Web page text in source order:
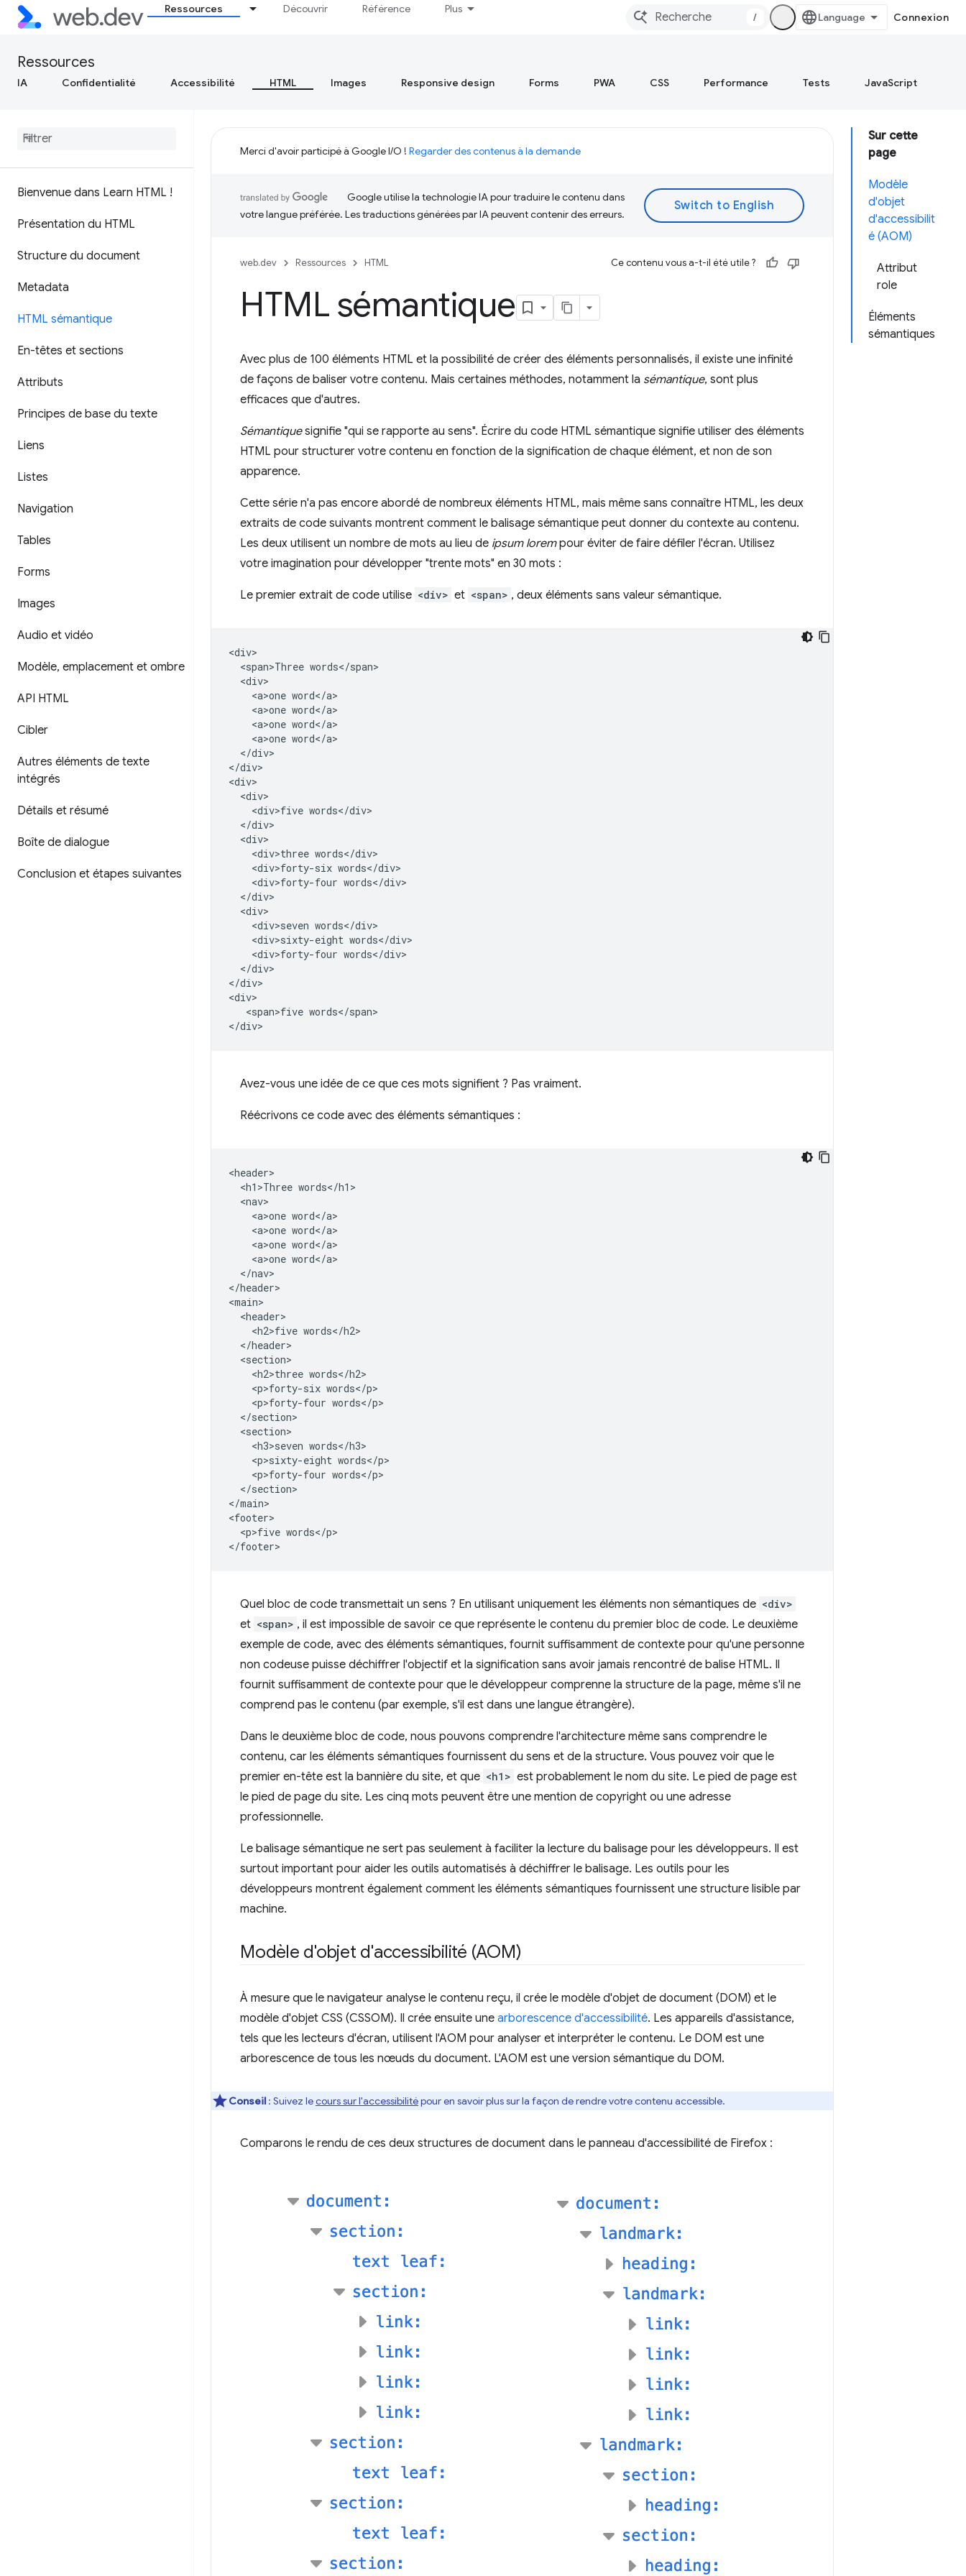
Ressources Découvrir Référence Plus
/ Connexion
Ressources
IA Confidentialité Accessibilité HTML Images Responsive design Forms PWA CSS Performance Tests JavaScript
Bienvenue dans Learn HTML !
Présentation du HTML
Structure du document
Metadata
HTML sémantique
En-têtes et sections
Attributs
Principes de base du texte
Liens
Listes
Navigation
Tables
Forms
Images
Audio et vidéo
Modèle, emplacement et ombre
API HTML
Cibler
Autres éléments de texte
intégrés
Détails et résumé
Boîte de dialogue
Conclusion et étapes suivantes
Sur cette
page
Modèle
d'objet
d'accessibilit
é (AOM)
Attribut
role
Éléments
sémantiques
Merci d'avoir participé à Google I/O ! Regarder des contenus à la demande
Google utilise la technologie IA pour traduire le contenu dans
votre langue préférée. Les traductions générées par IA peuvent contenir des erreurs.
web.dev Ressources HTML Ce contenu vous a-t-il été utile ?
HTML sémantique
Avec plus de 100 éléments HTML et la possibilité de créer des éléments personnalisés, il existe une infinité
de façons de baliser votre contenu. Mais certaines méthodes, notamment la sémantique, sont plus
efficaces que d'autres.
Sémantiquesignifie "qui se rapporte au sens". Écrire du code HTML sémantique signifie utiliser des éléments
HTML pour structurer votre contenu en fonction de la signification de chaque élément, et non de son
apparence.
Cette série n'a pas encore abordé de nombreux éléments HTML, mais même sans connaître HTML, les deux
extraits de code suivants montrent comment le balisage sémantique peut donner du contexte au contenu.
Les deux utilisent un nombre de mots au lieu de ipsum lorempour éviter de faire défiler l'écran. Utilisez
votre imagination pour développer "trente mots" en 30 mots :
Le premier extrait de code utilise <div> et <span> , deux éléments sans valeur sémantique.
<div>
  <span>Three words</span>
  <div>
    <a>one word</a>
    <a>one word</a>
    <a>one word</a>
    <a>one word</a>
  </div>
</div>
<div>
  <div>
    <div>five words</div>
  </div>
  <div>
    <div>three words</div>
    <div>forty-six words</div>
    <div>forty-four words</div>
  </div>
  <div>
    <div>seven words</div>
    <div>sixty-eight words</div>
    <div>forty-four words</div>
  </div>
</div>
<div>
   <span>five words</span>
Avez-vous une idée de ce que ces mots signifient ? Pas vraiment.
Réécrivons ce code avec des éléments sémantiques :
<header>
  <h1>Three words</h1>
  <nav>
    <a>one word</a>
    <a>one word</a>
    <a>one word</a>
    <a>one word</a>
  </nav>
</header>
<main>
  <header>
    <h2>five words</h2>
  </header>
  <section>
    <h2>three words</h2>
    <p>forty-six words</p>
    <p>forty-four words</p>
  </section>
  <section>
    <h3>seven words</h3>
    <p>sixty-eight words</p>
    <p>forty-four words</p>
  </section>
</main>
<footer>
  <p>five words</p>
Quel bloc de code transmettait un sens ? En utilisant uniquement les éléments non sémantiques de <div>
et <span> , il est impossible de savoir ce que représente le contenu du premier bloc de code. Le deuxième
exemple de code, avec des éléments sémantiques, fournit suffisamment de contexte pour qu'une personne
non codeuse puisse déchiffrer l'objectif et la signification sans avoir jamais rencontré de balise HTML. Il
fournit suffisamment de contexte pour que le développeur comprenne la structure de la page, même s'il ne
comprend pas le contenu (par exemple, s'il est dans une langue étrangère).
Dans le deuxième bloc de code, nous pouvons comprendre l'architecture même sans comprendre le
contenu, car les éléments sémantiques fournissent du sens et de la structure. Vous pouvez voir que le
premier en-tête est la bannière du site, et que <h1> est probablement le nom du site. Le pied de page est
le pied de page du site. Les cinq mots peuvent être une mention de copyright ou une adresse
professionnelle.
Le balisage sémantique ne sert pas seulement à faciliter la lecture du balisage pour les développeurs. Il est
surtout important pour aider les outils automatisés à déchiffrer le balisage. Les outils pour les
développeurs montrent également comment les éléments sémantiques fournissent une structure lisible par
machine.
Modèle d'objet d'accessibilité (AOM)
À mesure que le navigateur analyse le contenu reçu, il crée le modèle d'objet de document (DOM) et le
modèle d'objet CSS (CSSOM). Il crée ensuite une arborescence d'accessibilité. Les appareils d'assistance,
tels que les lecteurs d'écran, utilisent l'AOM pour analyser et interpréter le contenu. Le DOM est une
arborescence de tous les nœuds du document. L'AOM est une version sémantique du DOM.
Conseil : Suivez lecours sur l'accessibilitépour en savoir plus sur la façon de rendre votre contenu accessible.
Comparons le rendu de ces deux structures de document dans le panneau d'accessibilité de Firefox :